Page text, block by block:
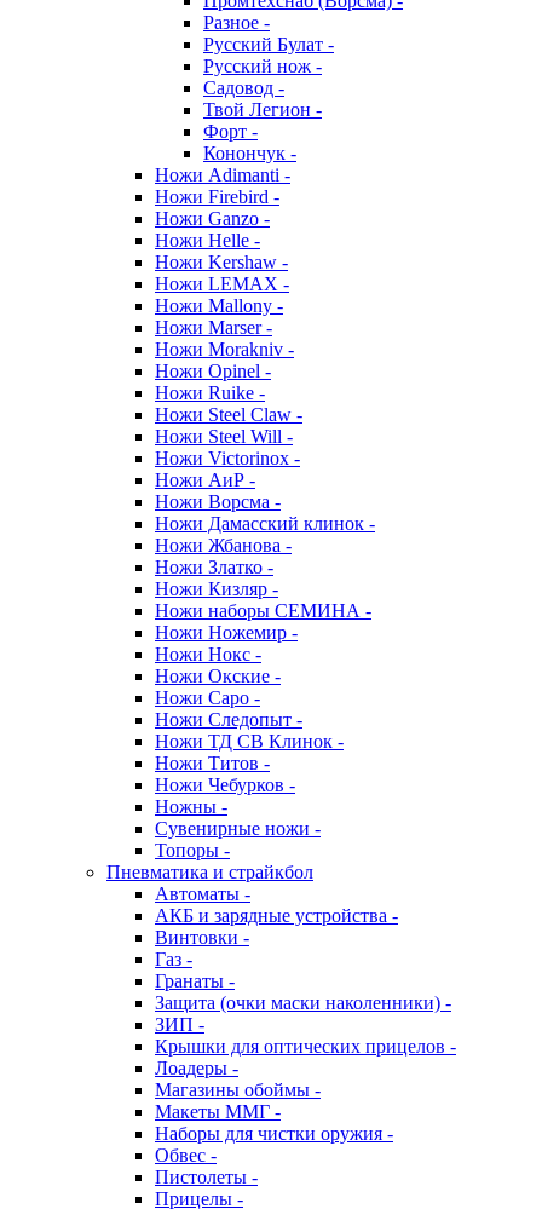
Разное -
Русский Булат -
Русский нож -
Садовод -
Твой Легион -
Форт -
Конончук -
Ножи Adimanti -
Ножи Firebird -
Ножи Ganzo -
Ножи Helle -
Ножи Kershaw -
Ножи LEMAX -
Ножи Mallony -
Ножи Marser -
Ножи Morakniv -
Ножи Opinel -
Ножи Ruike -
Ножи Steel Claw -
Ножи Steel Will -
Ножи Victorinox -
Ножи АиР -
Ножи Ворсма -
Ножи Дамасский клинок -
Ножи Жбанова -
Ножи Златко -
Ножи Кизляр -
Ножи наборы СЕМИНА -
Ножи Ножемир -
Ножи Нокс -
Ножи Окские -
Ножи Саро -
Ножи Следопыт -
Ножи ТД СВ Клинок -
Ножи Титов -
Ножи Чебурков -
Ножны -
Сувенирные ножи -
Топоры -
Пневматика и страйкбол
Автоматы -
АКБ и зарядные устройства -
Винтовки -
Газ -
Гранаты -
Защита (очки маски наколенники) -
ЗИП -
Крышки для оптических прицелов -
Лоадеры -
Магазины обоймы -
Макеты ММГ -
Наборы для чистки оружия -
Обвес -
Пистолеты -
Прицелы -